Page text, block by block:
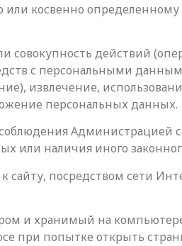
косвенно
совокупность действий
с персональными
извлечение,
персональных данных.
Администрацией
или наличия иного
к сайту, посредством сети
и хранимый на
при попытке открыть